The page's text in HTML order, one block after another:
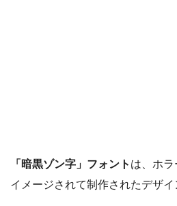
「暗黒ゾン字」フォント は、ホ
イメージされて制作されたデザイ